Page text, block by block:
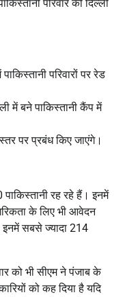
परिवार को दिल्ली
परिवारों पर रेड
में बने पाकिस्तानी कैंप में
पर प्रबंध किए जाएंगे।
रह रहे हैं। इनमें
के लिए भी आवेदन
सबसे ज्यादा 214
को भी सीएम ने पंजाब के
को कह दिया है यदि